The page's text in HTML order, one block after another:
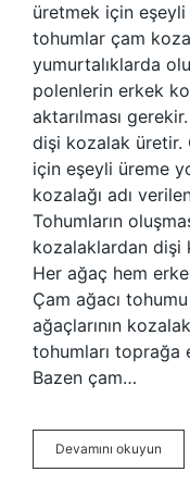
üretmek için eşeyli
tohumlar çam
yumurtalıklarda
polenlerin erkek
aktarılması
dişi kozalak üretir.
için eşeyli üreme
kozalağı adı
Tohumların
kozalaklardan dişi
Her ağaç hem
Çam ağacı
ağaçlarının
tohumları toprağa
Bazen çam…
Devamını okuyun
Ağacı